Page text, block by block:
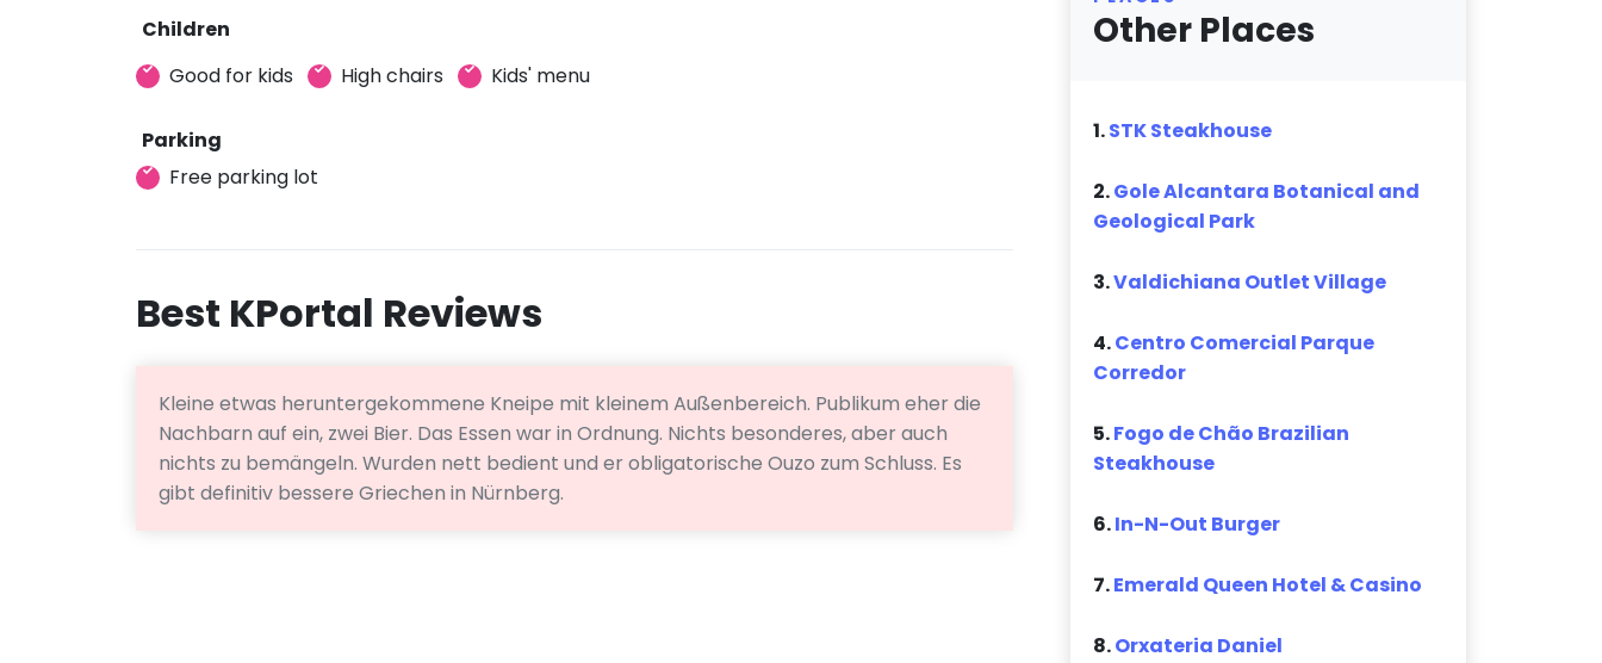
Children
Good for kids
High chairs Kids' menu
Parking
Free parking lot
Best KPortal Reviews
Kleine etwas heruntergekommene Kneipe mit kleinem Außenbereich. Publikum eher die
Nachbarn auf ein, zwei Bier. Das Essen war in Ordnung. Nichts besonderes, aber auch
nichts zu bemängeln. Wurden nett bedient und er obligatorische Ouzo zum Schluss. Es
gibt definitiv bessere Griechen in Nürnberg.
Other Places
1.STK Steakhouse
2.Gole Alcantara Botanical and
Geological Park
3.Valdichiana Outlet Village
4.Centro Comercial Parque
Corredor
5.Fogo de Chão Brazilian
Steakhouse
6.In-N-Out Burger
7.Emerald Queen Hotel & Casino
8.Orxateria Daniel